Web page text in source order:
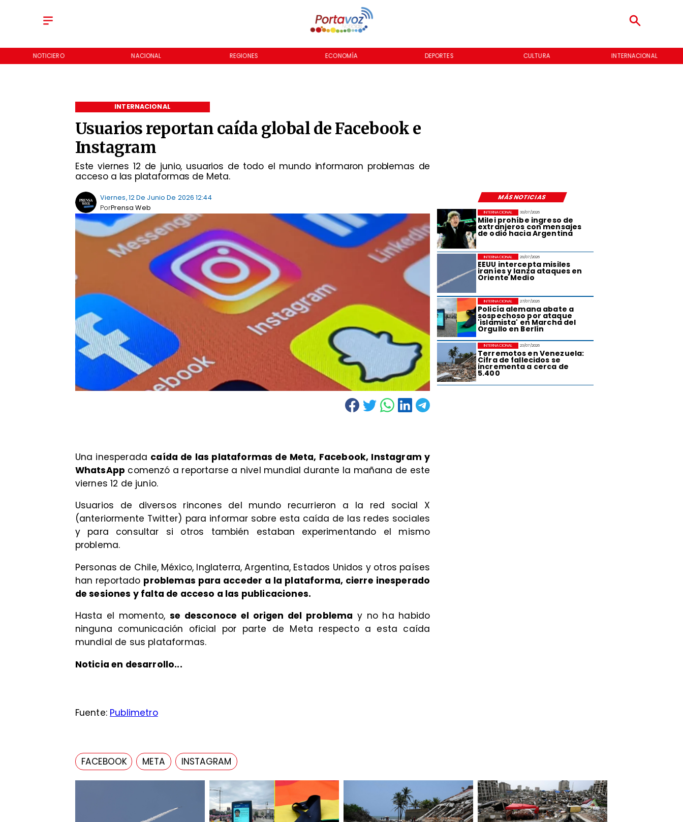
NOTICIERO NACIONAL REGIONES ECONOMÍA DEPORTES CULTURA INTERNACIONAL
Usuarios reportan caída global de Facebook e
Instagram
Este viernes 12 de junio, usuarios de todo el mundo informaron problemas de
acceso a las plataformas de Meta.
INTERNACIONAL
MÁS NOTICIAS
Viernes, 12 De Junio De 2026 12:44
Prensa Web
Por
30/07/2026
Milei prohíbe ingreso de
extranjeros con mensajes
de odio hacia Argentina
INTERNACIONAL
29/07/2026
EEUU intercepta misiles
iraníes y lanza ataques en
Oriente Medio
INTERNACIONAL
27/07/2026
Policía alemana abate a
sospechoso por ataque
'islamista' en Marcha del
Orgullo en Berlín
INTERNACIONAL
23/07/2026
Terremotos en Venezuela:
Cifra de fallecidos se
incrementa a cerca de
5.400
INTERNACIONAL
Una inesperada caída de las plataformas de Meta, Facebook, Instagram y
WhatsApp comenzó a reportarse a nivel mundial durante la mañana de este
viernes 12 de junio.
Usuarios de diversos rincones del mundo recurrieron a la red social X
(anteriormente Twitter) para informar sobre esta caída de las redes sociales
y para consultar si otros también estaban experimentando el mismo
problema.
Personas de Chile, México, Inglaterra, Argentina, Estados Unidos y otros países
han reportado problemas para acceder a la plataforma, cierre inesperado
de sesiones y falta de acceso a las publicaciones.
Hasta el momento, se desconoce el origen del problema y no ha habido
ninguna comunicación oficial por parte de Meta respecto a esta caída
mundial de sus plataformas.
Noticia en desarrollo...
Fuente: Publimetro
FACEBOOK META INSTAGRAM